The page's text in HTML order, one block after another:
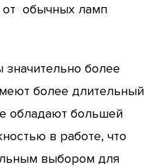
от обычных ламп
более
более длительный
обладают большей
в работе, что
выбором для